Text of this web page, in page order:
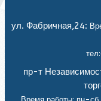
ул. Фабричная,24:
пр-т